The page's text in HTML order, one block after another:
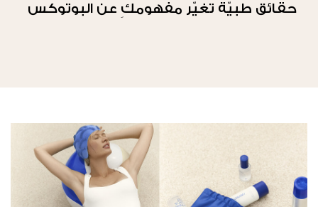
حقائق طبيّة تغيّر مفهومكِ عن البوتوكس